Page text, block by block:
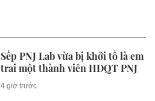
Sếp PNJ Lab vừa bị khởi tố là em
trai một thành viên HĐQT PNJ
4 giờ trước